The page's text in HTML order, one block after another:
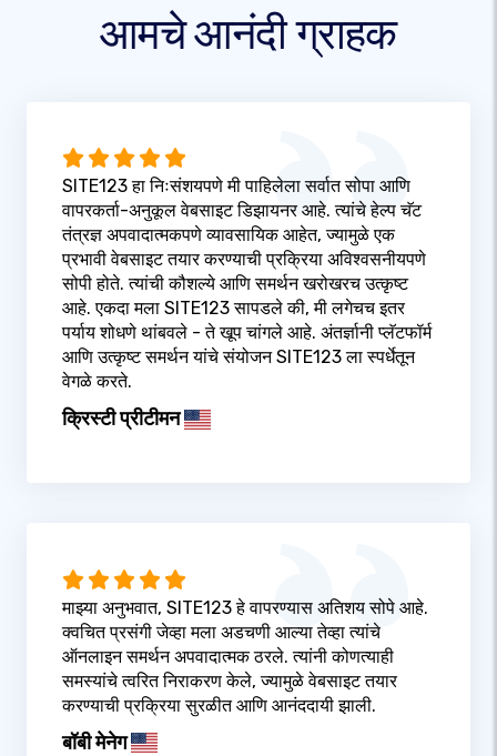
आमचे आनंदी ग्राहक
SITE123 हा निःसंशयपणे मी पाहिलेला सर्वात सोपा आणि
वापरकर्ता-अनुकूल वेबसाइट डिझायनर आहे. त्यांचे हेल्प चॅट
तंत्रज्ञ अपवादात्मकपणे व्यावसायिक आहेत, ज्यामुळे एक
प्रभावी वेबसाइट तयार करण्याची प्रक्रिया अविश्वसनीयपणे
सोपी होते. त्यांची कौशल्ये आणि समर्थन खरोखरच उत्कृष्ट
आहे. एकदा मला SITE123 सापडले की, मी लगेचच इतर
पर्याय शोधणे थांबवले - ते खूप चांगले आहे. अंतर्ज्ञानी प्लॅटफॉर्म
आणि उत्कृष्ट समर्थन यांचे संयोजन SITE123 ला स्पर्धेतून
वेगळे करते.
क्रिस्टी प्रीटीमन
माझ्या अनुभवात, SITE123 हे वापरण्यास अतिशय सोपे आहे.
क्वचित प्रसंगी जेव्हा मला अडचणी आल्या तेव्हा त्यांचे
ऑनलाइन समर्थन अपवादात्मक ठरले. त्यांनी कोणत्याही
समस्यांचे त्वरित निराकरण केले, ज्यामुळे वेबसाइट तयार
करण्याची प्रक्रिया सुरळीत आणि आनंददायी झाली.
बॉबी मेनेग